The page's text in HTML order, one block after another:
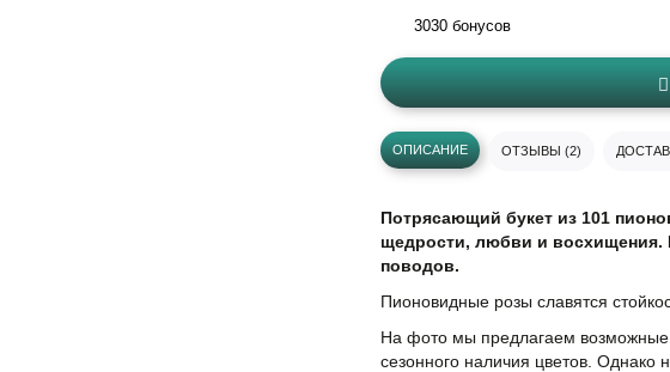
3030 бонусов
ОПИСАНИЕ ОТЗЫВЫ (2)
Потрясающий букет из 101
щедрости, любви и
поводов.
Пионовидные розы славятся
На фото мы предлагаем возможные
сезонного наличия цветов. Однако